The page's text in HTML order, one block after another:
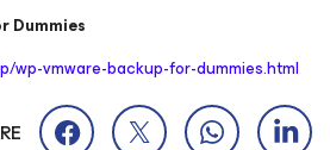
Dummies
wp-vmware-backup-for-dummies.html